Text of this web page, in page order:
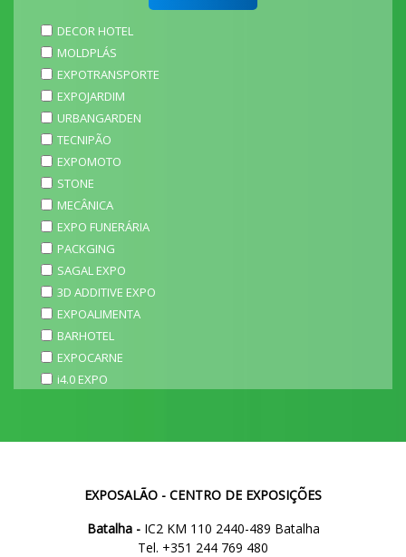
DECOR HOTEL
MOLDPLÁS
EXPOTRANSPORTE
EXPOJARDIM
URBANGARDEN
TECNIPÃO
EXPOMOTO
STONE
MECÂNICA
EXPO FUNERÁRIA
PACKGING
SAGAL EXPO
3D ADDITIVE EXPO
EXPOALIMENTA
BARHOTEL
EXPOCARNE
i4.0 EXPO
EXPOSALÃO - CENTRO DE EXPOSIÇÕES
Batalha -IC2 KM 110 2440-489 Batalha
Tel. +351 244 769 480